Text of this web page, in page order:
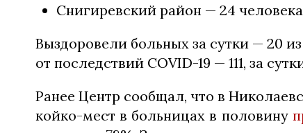
Снигиревский район — 24
Выздоровели больных за сутки — 20
от последствий COVID-19 — 111, за
Ранее Центр сообщал, что в
койко-мест в больницах в половину